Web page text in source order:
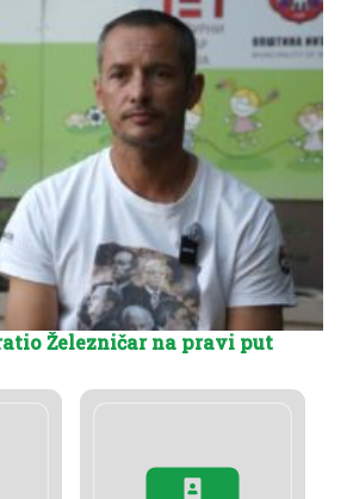
Železničar na pravi put